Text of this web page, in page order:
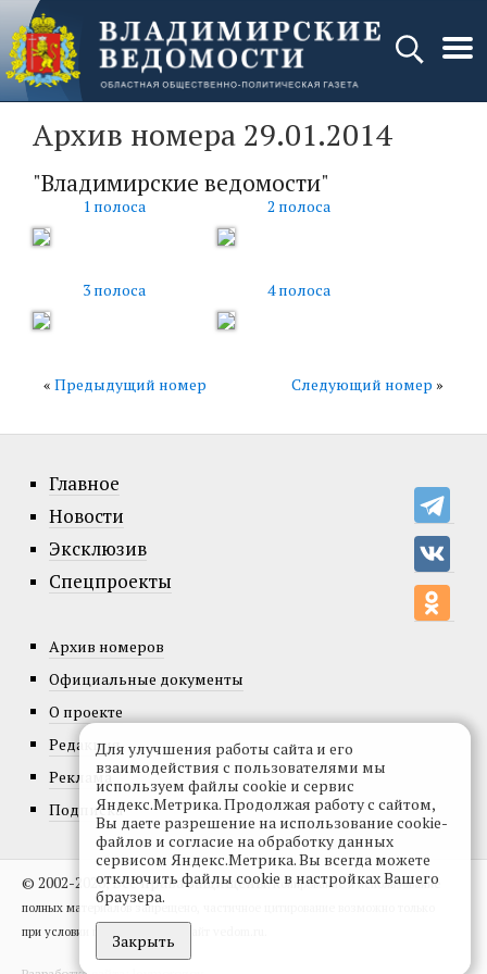
Архив номера 29.01.2014
"Владимирские ведомости"
1 полоса 2 полоса
3 полоса 4 полоса
Следующий номер »
« Предыдущий номер
Главное
Новости
Эксклюзив
Спецпроекты
Архив номеров
Официальные документы
О проекте
Редакция
Реклама
Подписка
© 2002-2026, Все права защищены.Копирование и использование
полных материалов запрещено, частичное цитирование возможно только
при условии гиперссылки на сайт vedom.ru.
Для улучшения работы сайта и его
взаимодействия с пользователями мы
используем файлы cookie и сервис
Яндекс.Метрика. Продолжая работу с сайтом,
Вы даете разрешение на использование cookie-
файлов и согласие на обработку данных
сервисом Яндекс.Метрика. Вы всегда можете
отключить файлы cookie в настройках Вашего
браузера.
Закрыть